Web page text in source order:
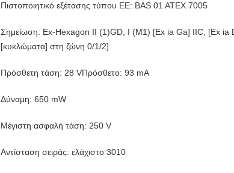
Πιστοποιητικό εξέτασης τύπου ΕΕ: BAS 01 ATEX 7005
Σημείωση: Ex-Hexagon II (1)GD, I (M1) [Ex ia Ga] IIC, [Ex ia
[κυκλώματα] στη ζώνη 0/1/2]
Πρόσθετη τάση: 28 VΠρόσθετο: 93 mA
Δύναμη: 650 mW
Μέγιστη ασφαλή τάση: 250 V
Αντίσταση σειράς: ελάχιστο 3010